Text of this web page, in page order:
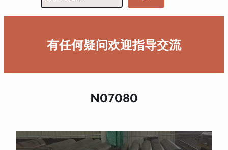
有任何疑问欢迎指导交流
N07080